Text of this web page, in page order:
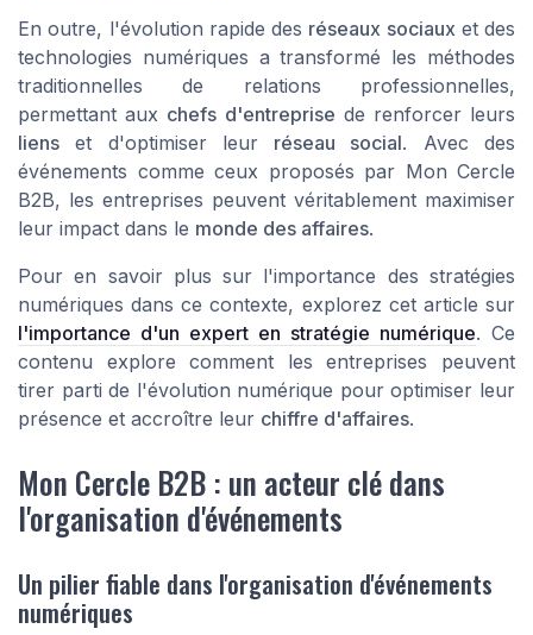
En outre, l'évolution rapide des réseaux sociaux et des
technologies numériques a transformé les méthodes
traditionnelles de relations professionnelles,
permettant aux chefs d'entreprise de renforcer leurs
liens et d'optimiser leur réseau social. Avec des
événements comme ceux proposés par Mon Cercle
B2B, les entreprises peuvent véritablement maximiser
leur impact dans le monde des affaires.
Pour en savoir plus sur l'importance des stratégies
numériques dans ce contexte, explorez cet article sur
l'importance d'un expert en stratégie numérique. Ce
contenu explore comment les entreprises peuvent
tirer parti de l'évolution numérique pour optimiser leur
présence et accroître leur chiffre d'affaires.
Mon Cercle B2B : un acteur clé dans
l'organisation d'événements
Un pilier fiable dans l'organisation d'événements
numériques